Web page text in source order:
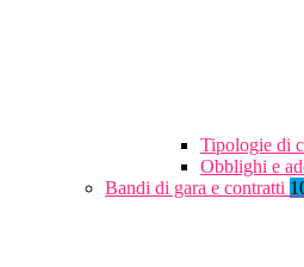
Tipologie di
Obblighi e
Bandi di gara e contratti